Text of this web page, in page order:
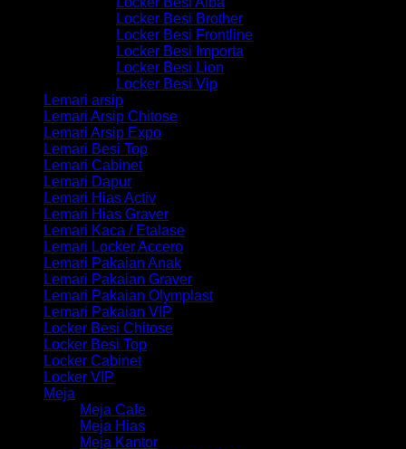
Locker Besi Brother
Locker Besi Frontline
Locker Besi Importa
Locker Besi Lion
Locker Besi Vip
Lemari arsip
Lemari Arsip Chitose
Lemari Arsip Expo
Lemari Besi Top
Lemari Cabinet
Lemari Dapur
Lemari Hias Activ
Lemari Hias Graver
Lemari Kaca / Etalase
Lemari Locker Accero
Lemari Pakaian Anak
Lemari Pakaian Graver
Lemari Pakaian Olymplast
Lemari Pakaian VIP
Locker Besi Chitose
Locker Besi Top
Locker Cabinet
Locker VIP
Meja
Meja Cafe
Meja Hias
Meja Kantor